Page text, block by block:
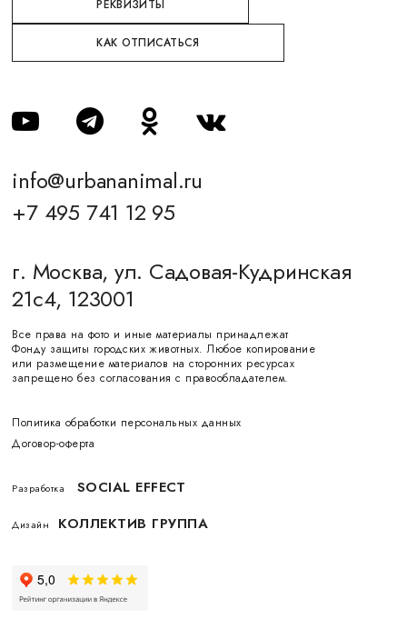
РЕКВИЗИТЫ
КАК ОТПИСАТЬСЯ
info@urbananimal.ru
+7 495 741 12 95
г. Москва, ул. Садовая-Кудринская
21с4, 123001
Все права на фото и иные материалы принадлежат
Фонду защиты городских животных. Любое копирование
или размещение материалов на сторонних ресурсах
запрещено без согласования с правообладателем.
Политика обработки персональных данных
Договор-оферта
Разработка SOCIAL EFFECT
Дизайн КОЛЛЕКТИВ ГРУППА